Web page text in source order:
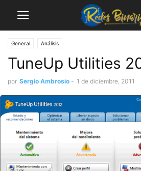
General Análisis
TuneUp Utilities
por Sergio Ambrosio - 1 de diciembre, 2011